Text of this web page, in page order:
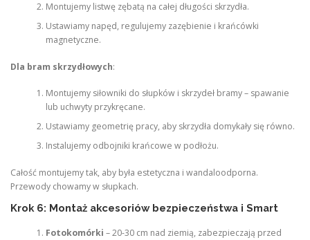
Montujemy listwę zębatą na całej długości skrzydła.
Ustawiamy napęd, regulujemy zazębienie i krańcówki
magnetyczne.
Dla bram skrzydłowych:
Montujemy siłowniki do słupków i skrzydeł bramy – spawanie
lub uchwyty przykręcane.
Ustawiamy geometrię pracy, aby skrzydła domykały się równo.
Instalujemy odbojniki krańcowe w podłożu.
Całość montujemy tak, aby była estetyczna i wandaloodporna.
Przewody chowamy w słupkach.
Krok 6: Montaż akcesoriów bezpieczeństwa i Smart
Fotokomórki – 20-30 cm nad ziemią, zabezpieczają przed